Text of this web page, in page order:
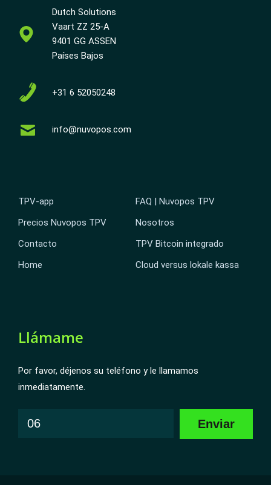
Dutch Solutions
Vaart ZZ 25-A
9401 GG ASSEN
Países Bajos
+31 6 52050248
info@nuvopos.com
TPV-app
FAQ | Nuvopos TPV
Precios Nuvopos TPV
Nosotros
Contacto
TPV Bitcoin integrado
Home
Cloud versus lokale kassa
Llámame
Por favor, déjenos su teléfono y le llamamos
inmediatamente.